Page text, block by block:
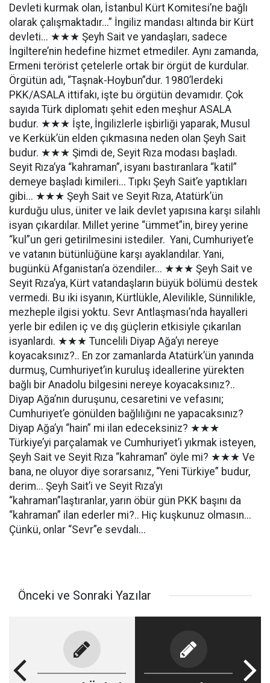
Devleti kurmak olan, İstanbul Kürt Komitesi’ne bağlı
olarak çalışmaktadır...” İngiliz mandası altında bir Kürt
devleti... ★★★ Şeyh Sait ve yandaşları, sadece
İngiltere’nin hedefine hizmet etmediler. Aynı zamanda,
Ermeni terörist çetelerle ortak bir örgüt de kurdular.
Örgütün adı, “Taşnak-Hoybun”dur. 1980’lerdeki
PKK/ASALA ittifakı, işte bu örgütün devamıdır. Çok
sayıda Türk diplomatı şehit eden meşhur ASALA
budur. ★★★ İşte, İngilizlerle işbirliği yaparak, Musul
ve Kerkük’ün elden çıkmasına neden olan Şeyh Sait
budur. ★★★ Şimdi de, Seyit Rıza modası başladı.
Seyit Rıza’ya “kahraman”, isyanı bastıranlara “katil”
demeye başladı kimileri... Tıpkı Şeyh Sait’e yaptıkları
gibi... ★★★ Şeyh Sait ve Seyit Rıza, Atatürk’ün
kurduğu ulus, üniter ve laik devlet yapısına karşı silahlı
isyan çıkardılar. Millet yerine “ümmet”in, birey yerine
“kul”un geri getirilmesini istediler. Yani, Cumhuriyet’e
ve vatanın bütünlüğüne karşı ayaklandılar. Yani,
bugünkü Afganistan’a özendiler... ★★★ Şeyh Sait ve
Seyit Rıza’ya, Kürt vatandaşların büyük bölümü destek
vermedi. Bu iki isyanın, Kürtlükle, Alevilikle, Sünnilikle,
mezheple ilgisi yoktu. Sevr Antlaşması’nda hayalleri
yerle bir edilen iç ve dış güçlerin etkisiyle çıkarılan
isyanlardı. ★★★ Tuncelili Diyap Ağa’yı nereye
koyacaksınız?.. En zor zamanlarda Atatürk’ün yanında
durmuş, Cumhuriyet’in kuruluş ideallerine yürekten
bağlı bir Anadolu bilgesini nereye koyacaksınız?..
Diyap Ağa’nın duruşunu, cesaretini ve vefasını;
Cumhuriyet’e gönülden bağlılığını ne yapacaksınız?
Diyap Ağa’yı “hain” mi ilan edeceksiniz? ★★★
Türkiye’yi parçalamak ve Cumhuriyet’i yıkmak isteyen,
Şeyh Sait ve Seyit Rıza “kahraman” öyle mi? ★★★ Ve
bana, ne oluyor diye sorarsanız, “Yeni Türkiye” budur,
derim... Şeyh Sait’i ve Seyit Rıza’yı
“kahraman”laştıranlar, yarın öbür gün PKK başını da
“kahraman” ilan ederler mi?.. Hiç kuşkunuz olmasın...
Çünkü, onlar “Sevr”e sevdalı...
Önceki ve Sonraki Yazılar